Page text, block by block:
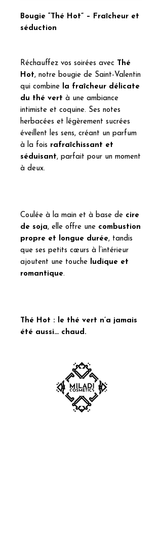
Bougie “Thé Hot” – Fraîcheur et
séduction
Réchauffez vos soirées avec Thé
Hot, notre bougie de Saint-Valentin
qui combine la fraîcheur délicate
du thé vert à une ambiance
intimiste et coquine. Ses notes
herbacées et légèrement sucrées
éveillent les sens, créant un parfum
à la fois rafraîchissant et
séduisant, parfait pour un moment
à deux.
Coulée à la main et à base de cire
de soja, elle offre une combustion
propre et longue durée, tandis
que ses petits cœurs à l’intérieur
ajoutent une touche ludique et
romantique.
Thé Hot : le thé vert n’a jamais
été aussi… chaud.